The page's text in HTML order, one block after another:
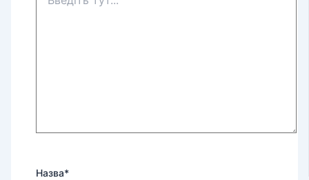
Назва*